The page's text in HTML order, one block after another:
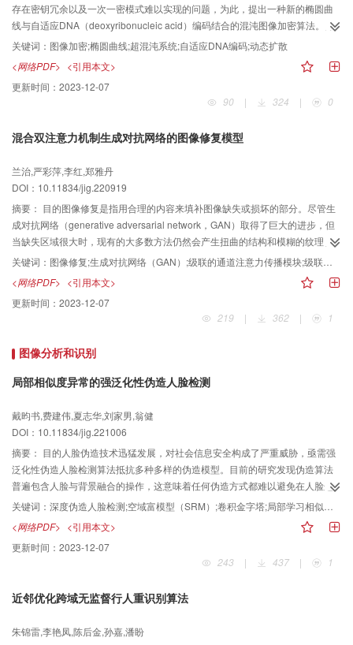
darkness），峰值信噪比（peak signal-to-noise ratio，PSNR）提高了3.09
dB，相比URetinex（Retinex-based deep unfolding network），PSNR提高
了2.74 dB。结论本文提出的空间解耦方法能够有效地分离亮度失真与噪声，设
亮度与噪声的复杂耦合问题，获取低噪声水平的亮度增强图像。
存在密钥冗余以及一次一密模式难以实现的问题，为此，提出一种新的椭圆曲
线与自适应DNA（deoxyribonucleic acid）编码结合的混沌图像加密算法。方
法算法利用椭圆曲线的公钥密码体制达成密钥共识，结合4维Lorenz超混沌系统
产生共识密钥序列用于自适应DNA编码加密，在DNA编解码的扩散过程中内嵌
中间密文状态反馈的动态扩散—自适应置换结构以抵抗分割攻击与选择明文攻
击，加密过程的密文状态在解密端能够自适应同步，无需额外传输。结果算法
，足以抵抗穷举攻击。通过对多幅不同尺寸的测试图像进行
方向上的相邻像素相关性均接近于0，信息熵接近理想值8，并且全部通过NIST
析，结果表明，本文算法具有极高的实用性和安全性。结论本文算法完善了密
钥冗余的问题，提高了算法的可行性，同时通过实验验证了算法的安全性，适
合用于对各种尺寸的图像进行加密及相关的信息安全保障。
关键词： 图像加密;椭圆曲线;超混沌系统;自适应DNA编码;动态扩散
<网络PDF> <引用本文>
更新时间： 2023-12-07
90
| 324 | 0
混合双注意力机制生成对抗网络的图像修复模型
兰治,严彩萍,李红,郑雅丹
DOI：10.11834/jig.220919
摘要： 目的图像修复是指用合理的内容来填补图像缺失或损坏的部分。尽管生
成对抗网络（generative adversarial network，GAN）取得了巨大的进步，但
当缺失区域很大时，现有的大多数方法仍然会产生扭曲的结构和模糊的纹理。
其中一个主要原因是卷积操作的局域性，它不考虑全局或远距离结构信息，只
是扩大了局部感受野。方法为了克服上述问题，提出了一种新的图像修复网
络，即混合注意力生成对抗网络（hybrid dual attention generative adversarial
network，HDA-GAN），它可以同时捕获全局结构信息和局部细节纹理。具体
地，HDA-GAN 将两种级联的通道注意力传播模块和级联的自注意力传播模块
注意力块级联在网络的高层，用于学习从低级细节到高级语义的特征。对于级
联的自注意力传播模块，将多个基于分块的自注意力块级联在网络的中低层，
以便在保留更多的细节的同时捕获远程依赖关系。级联模块将多个相同的注意
评价指标：均方差（mean squared error，MSE）、峰值信噪比（peak signal-
to-noise ratio，PSNR）和结构相似性指数（structural similarity index，
SSIM） 在Paris Street View数据集和CelebA-HQ（CelebA-high quality）数据
集上进行了大量实验。定量比较中，HDA-GAN在Paris Street View数据集上相
比于Edge-LBAM（edge-guided learnable bidirectional attention maps）方
法，在掩码不同的比例上，PSNR提升了1.28 dB、1.13 dB、0.93 dB和0.80
dB，SSIM分别提升了5.2%、8.2%、10.6%和13.1%。同样地，在CelebA-HQ
generative adversarial network）方法，在掩码不同的比例上，MAE分别降低
了2.2%、5.4%、11.1%、18.5%和28.1%，PSNR分别提升了0.93 dB、0.68
于以上方法。结论本文提出的图像修复方法，充分发挥了深度学习模型进行特
关键词： 图像修复;生成对抗网络（GAN）;级联的通道注意力传播模块;级联的自注意力传播模块;大面积修复
<网络PDF> <引用本文>
更新时间： 2023-12-07
219
| 362 | 1
图像分析和识别
局部相似度异常的强泛化性伪造人脸检测
戴昀书,费建伟,夏志华,刘家男,翁健
DOI：10.11834/jig.221006
摘要： 目的人脸伪造技术迅猛发展，对社会信息安全构成了严重威胁，亟需强
泛化性伪造人脸检测算法抵抗多种多样的伪造模型。目前的研究发现伪造算法
普遍包含人脸与背景融合的操作，这意味着任何伪造方式都难以避免在人脸边
缘遗留下伪造痕迹。根据这一发现，本文将模型的学习目标从特定的伪造痕迹
特征转化为更加普适的人脸图像局部相似度特征，并提出了局部相似度异常的
深度伪造人脸检测算法。方法首先提出了局部相似度预测（local similarity
predicator，LSP）模块，通过一组局部相似度预测器分别计算RGB图像中间层
特征图的局部异常，同时，为了捕捉频域中的真伪线索，还提出了可学习的空
来提取多尺度的高频噪声特征。结果在多个数据集上进行了大量实验。在泛化
分别以0.77%、5.59%、6.11%和4.28%的优势超越了对比方法。在图像压缩鲁
关键词： 深度伪造人脸检测;空域富模型（SRM）;卷积金字塔;局部学习相似度;多任务学习
<网络PDF> <引用本文>
更新时间： 2023-12-07
243
| 437 | 1
近邻优化跨域无监督行人重识别算法
朱锦雷,李艳凤,陈后金,孙嘉,潘盼